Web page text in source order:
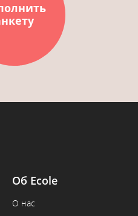
Об Ecole
О нас